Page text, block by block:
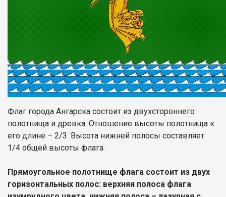
Флаг города Ангарска состоит из двухстороннего
полотнища и древка. Отношение высоты полотнища к
его длине – 2/3. Высота нижней полосы составляет
1/4 общей высоты флага.
Прямоугольное полотнище флага состоит из двух
горизонтальных полос: верхняя полоса флага